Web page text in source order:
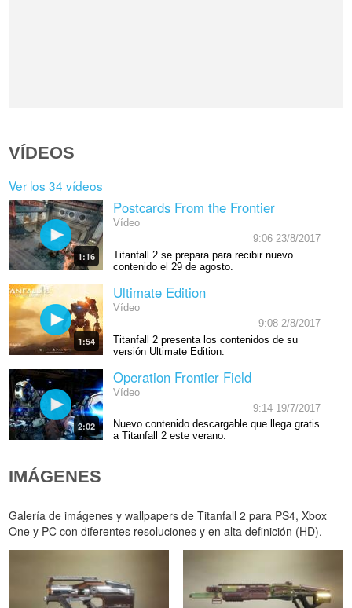
VÍDEOS
Ver los 34 vídeos
1:16
Postcards From the Frontier
Vídeo
9:06 23/8/2017
Titanfall 2 se prepara para recibir nuevo
contenido el 29 de agosto.
1:54
Ultimate Edition
Vídeo
9:08 2/8/2017
Titanfall 2 presenta los contenidos de su
versión Ultimate Edition.
2:02
Operation Frontier Field
Vídeo
9:14 19/7/2017
Nuevo contenido descargable que llega gratis
a Titanfall 2 este verano.
IMÁGENES
Galería de imágenes y wallpapers de Titanfall 2 para PS4, Xbox
One y PC con diferentes resoluciones y en alta definición (HD).